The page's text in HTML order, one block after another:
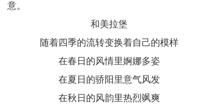
意。
和美拉堡
随着四季的流转变换着自己的模样
在春日的风情里婀娜多姿
在夏日的骄阳里意气风发
在秋日的风韵里热烈飒爽